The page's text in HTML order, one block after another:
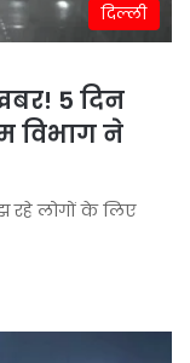
दिल्ली
5 दिन
विभाग ने
रहे लोगों के लिए